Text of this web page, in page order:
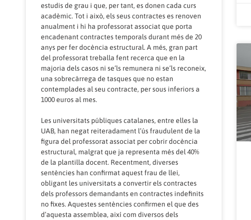
estudis de grau i que, per tant, es donen cada curs
acadèmic. Tot i això, els seus contractes es renoven
anualment i hi ha professorat associat que porta
encadenant contractes temporals durant més de 20
anys per fer docència estructural. A més, gran part
del professorat treballa fent recerca que en la
majoria dels casos ni se’ls remunera ni se’ls reconeix,
una sobrecàrrega de tasques que no estan
contemplades al seu contracte, per sous inferiors a
1000 euros al mes.
Les universitats públiques catalanes, entre elles la
UAB, han negat reiteradament l’ús fraudulent de la
figura del professorat associat per cobrir docència
estructural, malgrat que ja representa més del 40%
de la plantilla docent. Recentment, diverses
sentències han confirmat aquest frau de llei,
obligant les universitats a convertir els contractes
dels professors demandants en contractes indefinits
no fixes. Aquestes sentències confirmen el que des
d’aquesta assemblea, així com diversos dels